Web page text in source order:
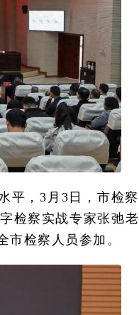
平，3月3日，市检察
检察实战专家张弛老
检察人员参加。